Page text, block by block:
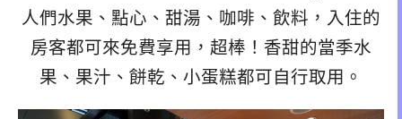
人們水果、點心、甜湯、咖啡、飲料，入住的
房客都可來免費享用，超棒！香甜的當季水
果、果汁、餅乾、小蛋糕都可自行取用。